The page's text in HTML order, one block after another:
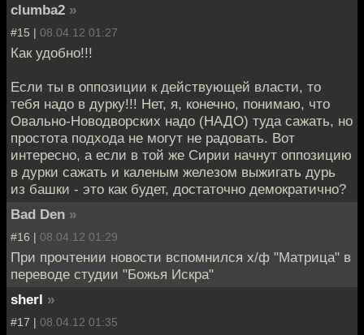
clumba2 »
#15 | 08.04.12 01:27
Как удобно!!!
Если ты в оппозиции к действующей власти, то
тебя надо в дурку!!! Нет, я, конечно, понимаю, что
Овально-Новодворских надо (НАДО) туда сажать, но
простота подхода не могут не радовать. Вот
интересно, а если в той же Сирии начнут оппозицию
в дурки сажать и каленым железом выжигать дурь
из башки - это как будет, достаточно демократично?
Bad Den »
#16 | 08.04.12 01:29
При прочтении новости вспомнился х/ф "Матрица" в
переводе студии "Божья Искра"
sherl »
#17 | 08.04.12 01:35